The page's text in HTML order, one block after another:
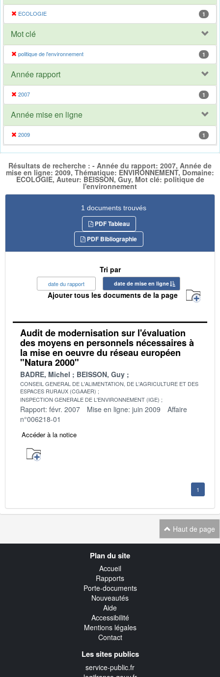
ECOLOGIE 1
Mot clé
politique de l'environnement 1
Année rapport
2007 1
Année mise en ligne
2009 1
Résultats de recherche : - Année du rapport: 2007, Année de
mise en ligne: 2009, Thématique: ENVIRONNEMENT, Domaine:
ECOLOGIE, Auteur: BEISSON, Guy, Mot clé: politique de
l'environnement
1 documents trouvés
PDF Tableau
PDF Bibliographie
Tri par
date du rapport date de mise en ligne
Ajouter tous les documents de la page
Audit de modernisation sur l'évaluation
des moyens en personnels nécessaires à
la mise en oeuvre du réseau européen
"Natura 2000"
BADRE, Michel BEISSON, Guy
CONSEIL GENERAL DE L'ALIMENTATION, DE L'AGRICULTURE ET DES
ESPACES RURAUX (CGAAER)
INSPECTION GENERALE DE L'ENVIRONNEMENT (IGE)
Rapport: févr. 2007 Mise en ligne: juin 2009
Affaire
n°006218-01
Accéder à la notice
1
Haut de page
Plan du site
Accueil
Rapports
Porte-documents
Nouveautés
Aide
Accessibilité
Mentions légales
Contact
Les sites publics
service-public.fr